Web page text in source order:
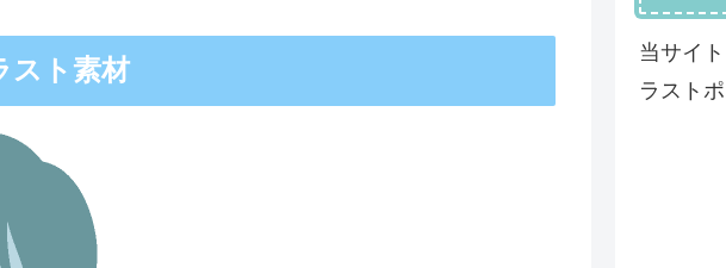
スト素材
当サイ
ラスト